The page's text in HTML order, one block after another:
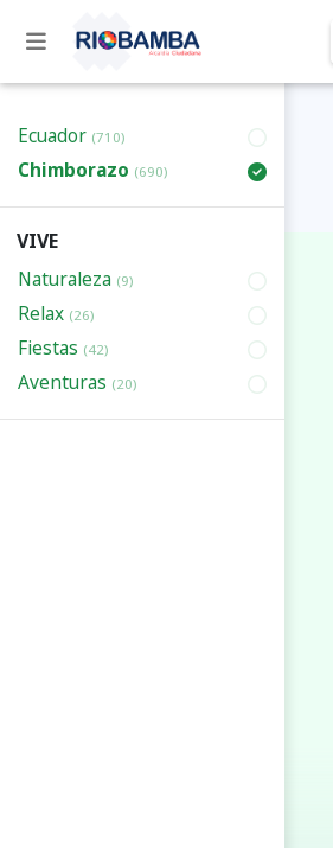
Ecuador (710)
Chimborazo (690)
VIVE
Naturaleza (9)
Relax (26)
Fiestas (42)
Aventuras (20)